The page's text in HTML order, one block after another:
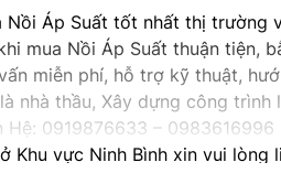
Nồi Áp Suất tốt nhất thị trường
mua Nồi Áp Suất thuận tiện,
miễn phí, hỗ trợ kỹ thuật,
nhà thầu, Xây dựng công
Hệ: 0919876633 – 0983616996
Khu vực Ninh Bình xin vui lòng